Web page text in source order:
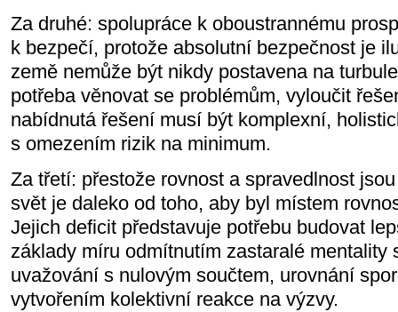
Za druhé: spolupráce k oboustrannému
k bezpečí, protože absolutní bezpečnost je
země nemůže být nikdy postavena na
potřeba věnovat se problémům, vyloučit
nabídnutá řešení musí být komplexní,
s omezením rizik na minimum.
Za třetí: přestože rovnost a spravedlnost
svět je daleko od toho, aby byl místem
Jejich deficit představuje potřebu budovat
základy míru odmítnutím zastaralé mentality
uvažování s nulovým součtem, urovnání
vytvořením kolektivní reakce na výzvy.